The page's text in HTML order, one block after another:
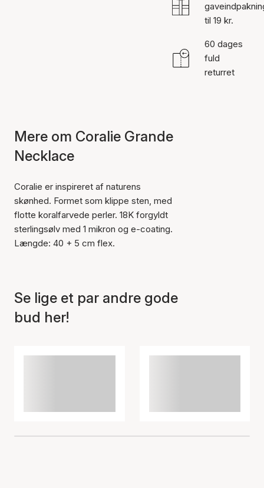
til 19 kr.
60 dages
fuld
returret
Mere om Coralie Grande
Necklace
Coralie er inspireret af naturens
skønhed. Formet som klippe sten, med
flotte koralfarvede perler. 18K forgyldt
sterlingsølv med 1 mikron og e-coating.
Længde: 40 + 5 cm flex.
Se lige et par andre gode
bud her!